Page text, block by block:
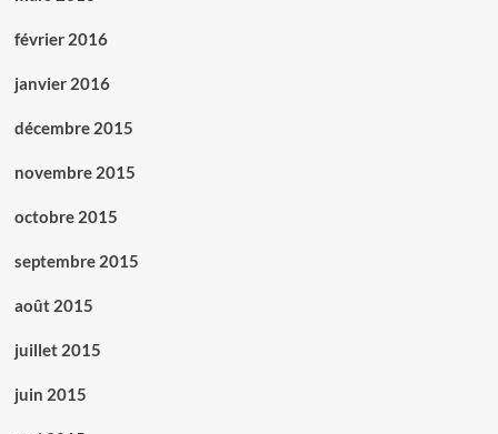
février 2016
janvier 2016
décembre 2015
novembre 2015
octobre 2015
septembre 2015
août 2015
juillet 2015
juin 2015